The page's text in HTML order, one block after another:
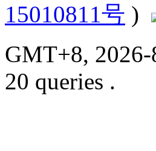
15010811号 )
GMT+8,
20 queries .